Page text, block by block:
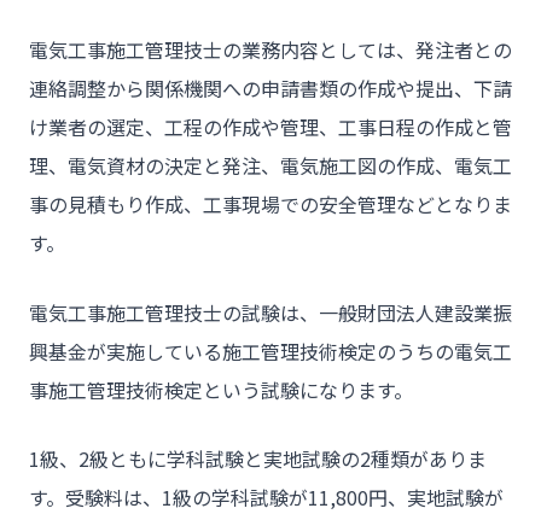
- HOME
- トウカイセツビについて
- トウカイセツビが選ばれる理由
- 介護施設事業者様
- 不動産管理会社様・アパートマンションオーナー様
- 工事業者様
- お客様の声
- ブログ＆ニュース
電気工事施工管理技士の業務内容としては、発注者との
連絡調整から関係機関への申請書類の作成や提出、下請
け業者の選定、工程の作成や管理、工事日程の作成と管
理、電気資材の決定と発注、電気施工図の作成、電気工
事の見積もり作成、工事現場での安全管理などとなりま
す。
電気工事施工管理技士の試験は、一般財団法人建設業振
興基金が実施している施工管理技術検定のうちの電気工
事施工管理技術検定という試験になります。
1級、2級ともに学科試験と実地試験の2種類がありま
す。受験料は、1級の学科試験が11,800円、実地試験が